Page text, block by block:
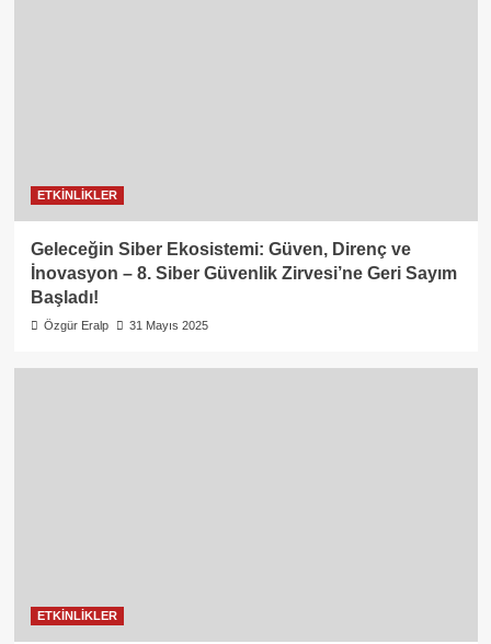
ETKİNLİKLER
Geleceğin Siber Ekosistemi: Güven, Direnç ve
İnovasyon – 8. Siber Güvenlik Zirvesi’ne Geri Sayım
Başladı!
Özgür Eralp 31 Mayıs 2025
ETKİNLİKLER